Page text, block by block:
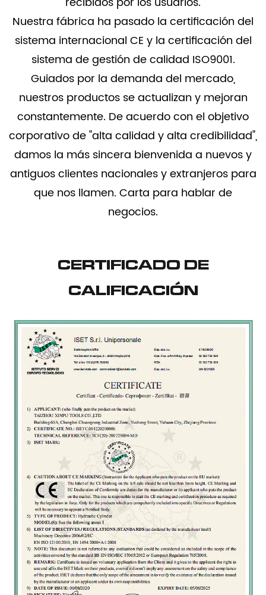
Nuestra fábrica ha pasado la certificación del
sistema internacional CE y la certificación del
sistema de gestión de calidad ISO9001.
Guiados por la demanda del mercado,
nuestros productos se actualizan y mejoran
constantemente. De acuerdo con el objetivo
corporativo de "alta calidad y alta credibilidad",
damos la más sincera bienvenida a nuevos y
antiguos clientes nacionales y extranjeros para
que nos llamen. Carta para hablar de
negocios.
CERTIFICADO DE
CALIFICACIÓN